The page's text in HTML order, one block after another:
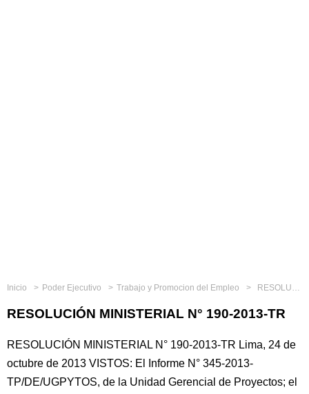
Inicio Poder Ejecutivo Trabajo y Promocion del Empleo RESOLUCIÓN MINISTERIAL N° 190-2013-TR
RESOLUCIÓN MINISTERIAL N° 190-2013-TR
RESOLUCIÓN MINISTERIAL N° 190-2013-TR Lima, 24 de
octubre de 2013 VISTOS: El Informe N° 345-2013-
TP/DE/UGPYTOS, de la Unidad Gerencial de Proyectos; el